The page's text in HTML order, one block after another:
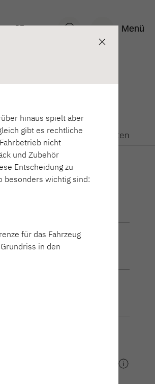
DE Menü
CAMPER
Wohnwagen
Technische Daten
Technische Daten
hinaus spielt aber
gibt es rechtliche
nicht
und Zubehör
Entscheidung zu
besonders wichtig sind:
für das Fahrzeug
in den